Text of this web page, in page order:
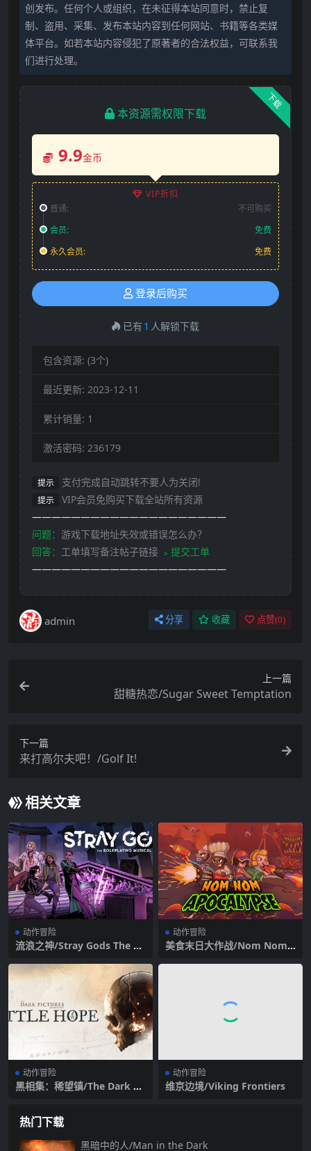
创发布。任何个人或组织，在未征得本站同意时，禁止复
制、盗用、采集、发布本站内容到任何网站、书籍等各类媒
体平台。如若本站内容侵犯了原著者的合法权益，可联系我
们进行处理。
下载
本资源需权限下载
9.9金币
VIP折扣
普通:
不可购买
会员:
免费
永久会员:
免费
登录后购买
已有 1 人解锁下载
包含资源: (3个)
最近更新: 2023-12-11
累计销量: 1
激活密码: 236179
提示 支付完成自动跳转不要人为关闭!
提示
VIP会员免购买下载全站所有资源
————————————————————
问题： 游戏下载地址失效或错误怎么办？
回答： 工单填写备注帖子链接 ﹥提交工单
————————————————————
admin 分享 收藏 点赞(0)
上一篇
甜糖热恋/Sugar Sweet Temptation
下一篇
来打高尔夫吧！/Golf It!
相关文章
动作冒险
流浪之神/Stray Gods The Ro
动作冒险
美食末日大作战/Nom Nom
动作冒险
黑相集：稀望镇/The Dark Pi
动作冒险
维京边境/Viking Frontiers
热门下载
黑暗中的人/Man in the Dark